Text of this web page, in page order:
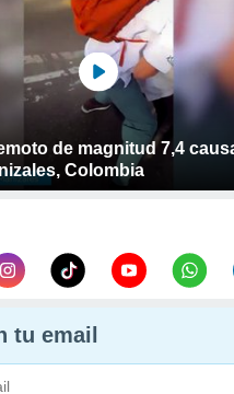
de magnitud 7,4
Colombia
tu email